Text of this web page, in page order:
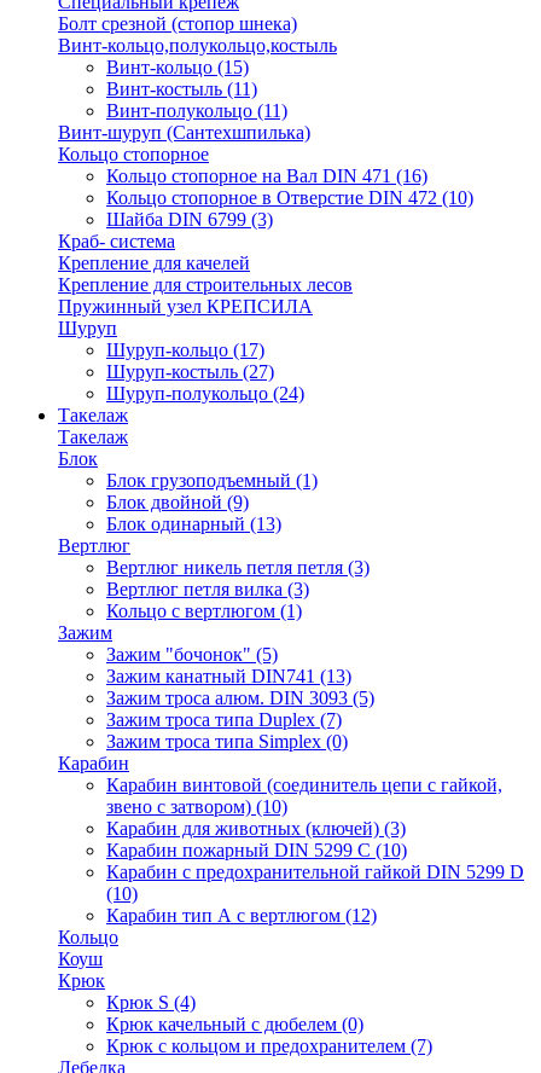
Болт срезной (стопор шнека)
Винт-кольцо,полукольцо,костыль
Винт-кольцо (15)
Винт-костыль (11)
Винт-полукольцо (11)
Винт-шуруп (Сантехшпилька)
Кольцо стопорное
Кольцо cтопорное на Вал DIN 471 (16)
Кольцо стопорное в Отверстие DIN 472 (10)
Шайба DIN 6799 (3)
Краб- система
Крепление для качелей
Крепление для строительных лесов
Пружинный узел КРЕПСИЛА
Шуруп
Шуруп-кольцо (17)
Шуруп-костыль (27)
Шуруп-полукольцо (24)
Такелаж
Такелаж
Блок
Блок грузоподъемный (1)
Блок двойной (9)
Блок одинарный (13)
Вертлюг
Вертлюг никель петля петля (3)
Вертлюг петля вилка (3)
Кольцо с вертлюгом (1)
Зажим
Зажим "бочонок" (5)
Зажим канатный DIN741 (13)
Зажим троса алюм. DIN 3093 (5)
Зажим троса типа Duplex (7)
Зажим троса типа Simplex (0)
Карабин
Карабин винтовой (соединитель цепи с гайкой,
звено с затвором) (10)
Карабин для животных (ключей) (3)
Карабин пожарный DIN 5299 C (10)
Карабин с предохранительной гайкой DIN 5299 D
(10)
Карабин тип А с вертлюгом (12)
Кольцо
Коуш
Крюк
Крюк S (4)
Крюк качельный с дюбелем (0)
Крюк с кольцом и предохранителем (7)
Лебедка